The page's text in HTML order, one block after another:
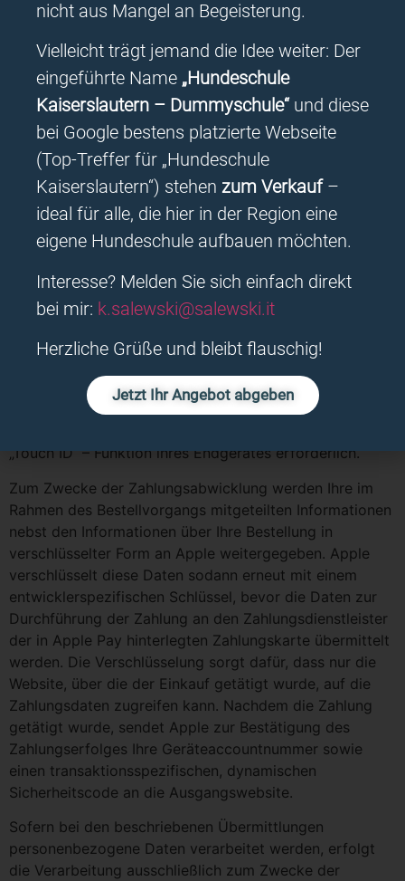
Zukunft gegenüber dem oben bezeichneten
Verantwortlichen oder gegenüber dem Anbieter
widerrufen werden.
Verwendung von Paymentdienstleistern
(Zahlungsdiensten)
- Apple Pay
Wenn Sie sich für die Zahlungsart „Apple Pay“ der Apple
Distribution International (Apple), Hollyhill Industrial
Estate, Hollyhill, Cork, Irland, entscheiden, erfolgt die
mit iOS, watchOS oder macOS betriebenen Endgerätes
durch die Belastung einer bei „Apple Pay“ hinterlegten
Zahlungskarte. Apple Pay verwendet hierbei
Sicherheitsfunktionen, die in die Hardware und Software
schützen. Für die Freigabe einer Zahlung ist somit die
Eingabe eines zuvor durch Sie festgelegten Codes
„Touch ID“ – Funktion ihres Endgerätes erforderlich.
Zum Zwecke der Zahlungsabwicklung werden Ihre im
Rahmen des Bestellvorgangs mitgeteilten Informationen
nebst den Informationen über Ihre Bestellung in
verschlüsselter Form an Apple weitergegeben. Apple
verschlüsselt diese Daten sodann erneut mit einem
entwicklerspezifischen Schlüssel, bevor die Daten zur
Durchführung der Zahlung an den Zahlungsdienstleister
der in Apple Pay hinterlegten Zahlungskarte übermittelt
werden. Die Verschlüsselung sorgt dafür, dass nur die
Website, über die der Einkauf getätigt wurde, auf die
Zahlungsdaten zugreifen kann. Nachdem die Zahlung
getätigt wurde, sendet Apple zur Bestätigung des
Zahlungserfolges Ihre Geräteaccountnummer sowie
einen transaktionsspezifischen, dynamischen
Sicherheitscode an die Ausgangswebsite.
Sofern bei den beschriebenen Übermittlungen
personenbezogene Daten verarbeitet werden, erfolgt
die Verarbeitung ausschließlich zum Zwecke der
nicht aus Mangel an Begeisterung.
Vielleicht trägt jemand die Idee weiter: Der
eingeführte Name „Hundeschule
Kaiserslautern – Dummyschule“und diese
bei Google bestens platzierte Webseite
(Top-Treffer für „Hundeschule
Kaiserslautern“) stehen zum Verkauf–
ideal für alle, die hier in der Region eine
eigene Hundeschule aufbauen möchten.
Interesse? Melden Sie sich einfach direkt
bei mir: k.salewski@salewski.it
Herzliche Grüße und bleibt flauschig!
Jetzt Ihr Angebot abgeben